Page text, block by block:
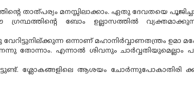
താത്‌പര്യം മനസ്സിലാക്കാം. ഏതു ദേവതയെ
ഗ്രന്ഥത്തിൻ്റെ ബോം ഉല്ലാസത്തിൽ
വേറിട്ടുനില്ക്കുന്ന ഒന്നാണ് മഹാനിർവ്വാണതന്ത്രം ഉമാ
തോന്നാം. എന്നാൽ ശിവനും ചാർവ്വതിയുമെല്ലാം
ശ്ലോകങ്ങളിലെ ആശയം ചോർന്നുപോകാതിരി ക്കാൻ